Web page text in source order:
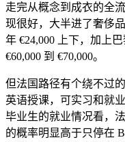
走完从概念到成衣的全
现很好，大半进了奢侈
年 €24,000 上下，加上
€60,000 到 €70,000。
但法国路径有个绕不过
英语授课，可实习和就
毕业生的就业情况看，
的概率明显高于只停在